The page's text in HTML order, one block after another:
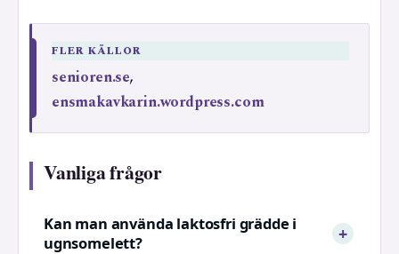
FLER KÄLLOR
senioren.se,
ensmakavkarin.wordpress.com
Vanliga frågor
Kan man använda laktosfri grädde i
ugnsomelett?